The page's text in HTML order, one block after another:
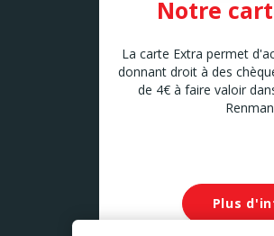
Notre
La carte Extra permet
donnant droit à des
de 4€ à faire valoir
Plus